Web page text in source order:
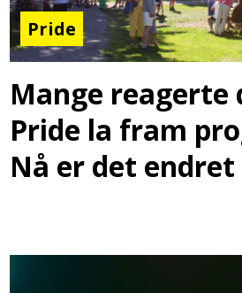
Pride
Mange reagerte
Pride la fram
Nå er det endret